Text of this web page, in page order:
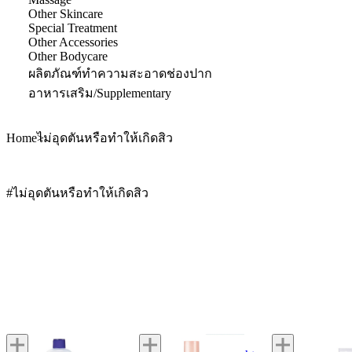
Other Skincare
Special Treatment
Other Accessories
Other Bodycare
ผลิตภัณฑ์ทำความสะอาดช่องปาก
อาหารเสริม/Supplementary
Homeไม่อุดตันหรือทำให้เกิดสิว
#ไม่อุดตันหรือทำให้เกิดสิว
Hatomugi
ACSEINE
Benzac